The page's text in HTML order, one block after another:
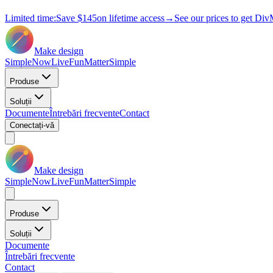
Limited time:Save $145on lifetime access→ See our prices to get
Make design
SimpleNowLiveFunMatterSimple
Produse
Soluții
DocumenteÎntrebări frecventeContact
Conectați-vă
Make design
SimpleNowLiveFunMatterSimple
Produse
Soluții
Documente
Întrebări frecvente
Contact